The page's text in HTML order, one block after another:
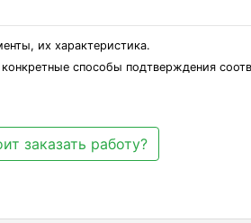
их характеристика.
способы подтверждения
заказать работу?